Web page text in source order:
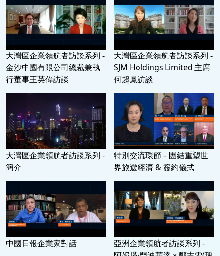
大灣區企業領航者訪談系列 -
金沙中國有限公司總裁兼執
行董事王英偉訪談
大灣區企業領航者訪談系列 -
SJM Holdings Limited 主席
何超鳳訪談
大灣區企業領航者訪談系列 -
簡介
特別交流環節 – 團結重塑世
界旅遊經濟 & 簽約儀式
中國日報企業家對話
亞洲企業領航者訪談系列 -